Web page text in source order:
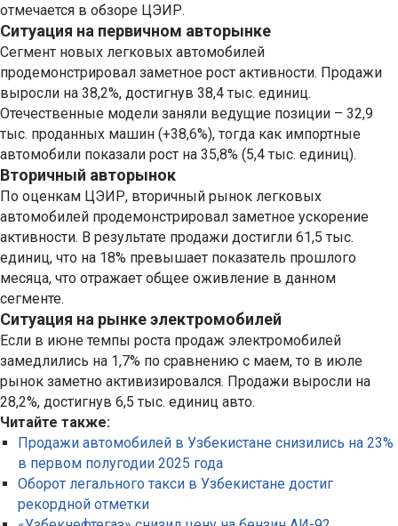
отмечается в обзоре ЦЭИР.
Ситуация на первичном авторынке
Сегмент новых легковых автомобилей
продемонстрировал заметное рост активности. Продажи
выросли на 38,2%, достигнув 38,4 тыс. единиц.
Отечественные модели заняли ведущие позиции – 32,9
тыс. проданных машин (+38,6%), тогда как импортные
автомобили показали рост на 35,8% (5,4 тыс. единиц).
Вторичный авторынок
По оценкам ЦЭИР, вторичный рынок легковых
автомобилей продемонстрировал заметное ускорение
активности. В результате продажи достигли 61,5 тыс.
единиц, что на 18% превышает показатель прошлого
месяца, что отражает общее оживление в данном
сегменте.
Ситуация на рынке электромобилей
Если в июне темпы роста продаж электромобилей
замедлились на 1,7% по сравнению с маем, то в июле
рынок заметно активизировался. Продажи выросли на
28,2%, достигнув 6,5 тыс. единиц авто.
Читайте также:
Продажи автомобилей в Узбекистане снизились на 23%
в первом полугодии 2025 года
Оборот легального такси в Узбекистане достиг
рекордной отметки